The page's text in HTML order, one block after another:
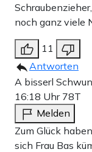
noch ganz viele
11
Antworten
A bisserl
16:18 Uhr 78T
Melden
Zum Glück
sich Frau Bas